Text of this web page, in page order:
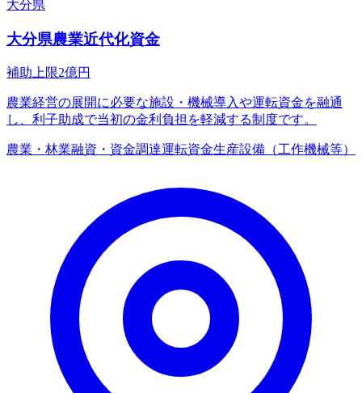
大分県
大分県農業近代化資金
補助上限2億円
農業経営の展開に必要な施設・機械導入や運転資金を融通
し、利子助成で当初の金利負担を軽減する制度です。
農業・林業融資・資金調達運転資金生産設備（工作機械等）